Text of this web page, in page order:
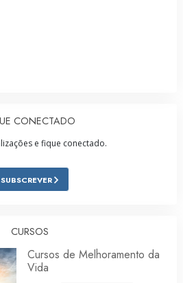
CONECTADO
e fique conectado.
SUBSCREVER
CURSOS
Cursos de Melhoramento da
Vida